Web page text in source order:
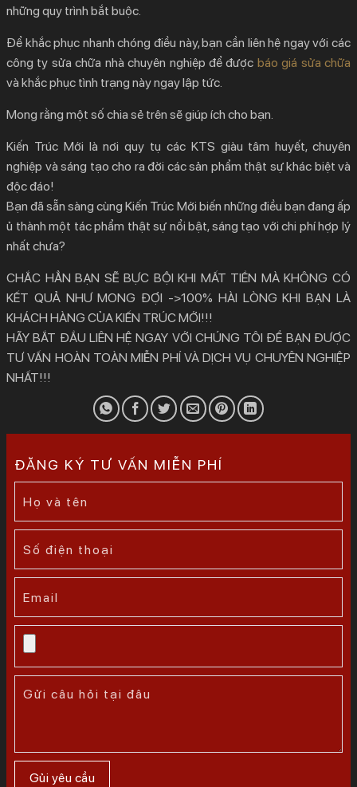
những quy trình bắt buộc.
Để khắc phục nhanh chóng điều này, bạn cần liên hệ ngay với các
công ty sửa chữa nhà chuyên nghiệp để được báo giá sửa chữa
và khắc phục tình trạng này ngay lập tức.
Mong rằng một số chia sẻ trên sẽ giúp ích cho bạn.
Kiến Trúc Mới là nơi quy tụ các KTS giàu tâm huyết, chuyên
nghiệp và sáng tạo cho ra đời các sản phẩm thật sự khác biệt và
độc đáo!
Bạn đã sẵn sàng cùng Kiến Trúc Mới biến những điều bạn đang ấp
ủ thành một tác phẩm thật sự nổi bật, sáng tạo với chi phí hợp lý
nhất chưa?
CHẮC HẲN BẠN SẼ BỰC BỘI KHI MẤT TIỀN MÀ KHÔNG CÓ
KẾT QUẢ NHƯ MONG ĐỢI ->100% HÀI LÒNG KHI BẠN LÀ
KHÁCH HÀNG CỦA KIẾN TRÚC MỚI!!!
HÃY BẮT ĐẦU LIÊN HỆ NGAY VỚI CHÚNG TÔI ĐỂ BẠN ĐƯỢC
TƯ VẤN HOÀN TOÀN MIỄN PHÍ VÀ DỊCH VỤ CHUYÊN NGHIỆP
NHẤT!!!
ĐĂNG KÝ TƯ VẤN MIỄN PHÍ